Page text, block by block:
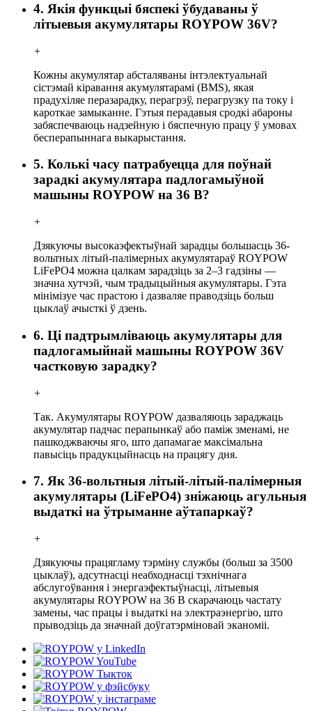
4. Якія функцыі бяспекі ўбудаваны ў
літыевыя акумулятары ROYPOW 36V?
+
Кожны акумулятар абсталяваны інтэлектуальнай
сістэмай кіравання акумулятарамі (BMS), якая
прадухіляе перазарадку, перагрэў, перагрузку па току і
кароткае замыканне. Гэтыя перадавыя сродкі абароны
забяспечваюць надзейную і бяспечную працу ў умовах
бесперапыннага выкарыстання.
5. Колькі часу патрабуецца для поўнай
зарадкі акумулятара падлогамыўной
машыны ROYPOW на 36 В?
+
Дзякуючы высокаэфектыўнай зарадцы большасць 36-
вольтных літый-палімерных акумулятараў ROYPOW
LiFePO4 можна цалкам зарадзіць за 2–3 гадзіны —
значна хутчэй, чым традыцыйныя акумулятары. Гэта
мінімізуе час прастою і дазваляе праводзіць больш
цыклаў ачысткі ў дзень.
6. Ці падтрымліваюць акумулятары для
падлогамыйнай машыны ROYPOW 36V
частковую зарадку?
+
Так. Акумулятары ROYPOW дазваляюць зараджаць
акумулятар падчас перапынкаў або паміж зменамі, не
пашкоджваючы яго, што дапамагае максімальна
павысіць прадукцыйнасць на працягу дня.
7. Як 36-вольтныя літый-літый-палімерныя
акумулятары (LiFePO4) зніжаюць агульныя
выдаткі на ўтрыманне аўтапаркаў?
+
Дзякуючы працягламу тэрміну службы (больш за 3500
цыклаў), адсутнасці неабходнасці тэхнічнага
абслугоўвання і энергаэфектыўнасці, літыевыя
акумулятары ROYPOW на 36 В скарачаюць частату
замены, час працы і выдаткі на электраэнергію, што
прыводзіць да значнай доўгатэрміновай эканоміі.